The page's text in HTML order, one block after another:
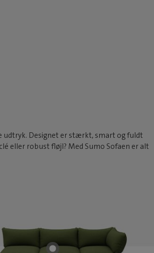
udtryk. Designet er stærkt, smart og fuldt
eller robust fløjl? Med Sumo Sofaen er alt